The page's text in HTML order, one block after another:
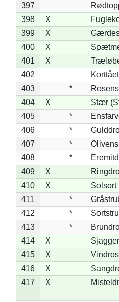
397
398
X
399
X
400
X
401
X
402
403
*
404
X
Stær
405
*
406
*
407
*
408
*
409
X
410
X
Solsort
411
*
412
*
413
*
414
X
415
X
416
X
417
X